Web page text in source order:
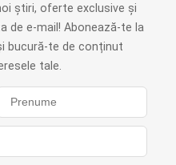
știri, oferte exclusive și
de e-mail! Abonează-te la
bucură-te de conținut
tale.